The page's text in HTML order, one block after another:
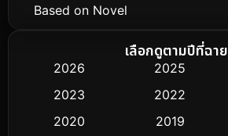
Based on Novel
Biography ชีวิตจริง
Classic หนังคลาสสิก
เลือกดูตามปีที่ฉาย
2026 2025
2023
2022
2020
2019